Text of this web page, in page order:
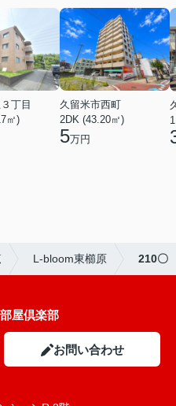
丁目
㎡)
久留米市西町
2DK (43.20㎡)
5万円
L-bloom東櫛原 210〇
屋倶楽部
お問い合わせ